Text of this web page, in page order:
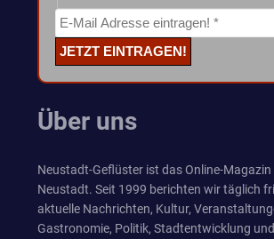
Über uns
Neustadt-Geflüster ist das Online-Magazin
Neustadt. Seit 1999 berichten wir täglich
aktuelle Nachrichten, Kultur,
Gastronomie, Politik, Stadtentwicklung